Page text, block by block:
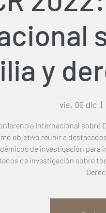
y
vie, 09 dic
  |
Internacional sobre
objetivo reunir a
de investigación para
de investigación sobre